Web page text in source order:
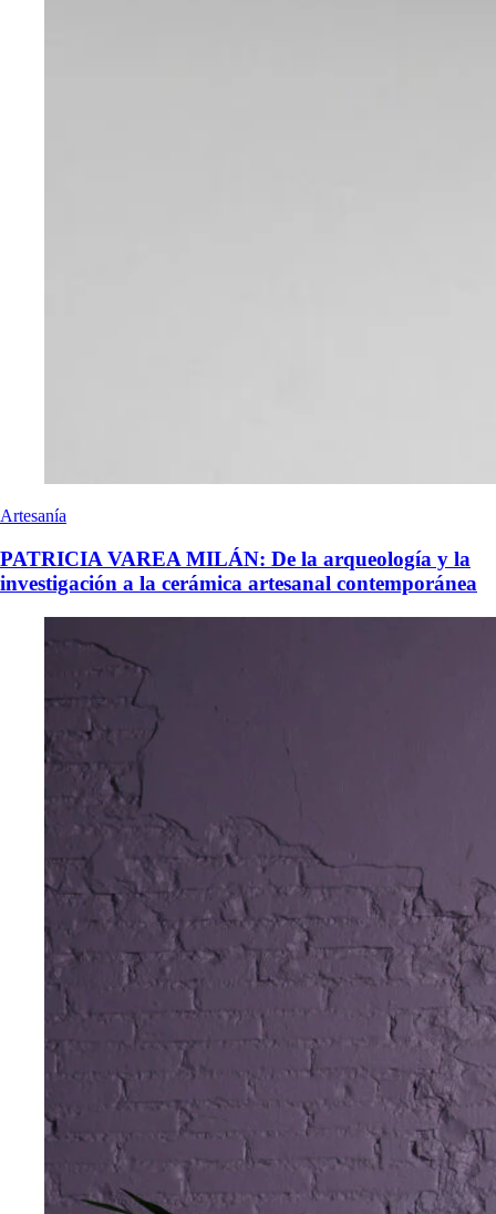
Artesanía
PATRICIA VAREA MILÁN: De la arqueología y la
investigación a la cerámica artesanal contemporánea